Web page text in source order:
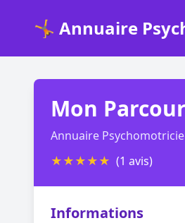
🤸 Annuaire
Mon
Annuaire
★★★★★ (1 avis)
Informations